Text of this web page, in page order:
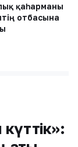
қаһарманы
отбасына